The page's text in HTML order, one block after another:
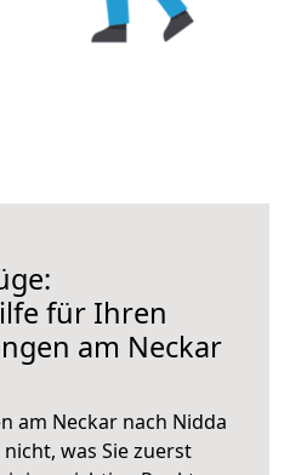
für Ihren
am Neckar
am Neckar nach Nidda
was Sie zuerst